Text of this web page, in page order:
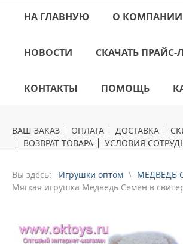
НА ГЛАВНУЮ О КОМПАНИИ
НОВОСТИ СКАЧАТЬ ПРАЙС-
КОНТАКТЫ ПОМОЩЬ
ВАШ ЗАКАЗ ОПЛАТА ДОСТАВКА
ВОЗВРАТ ТОВАРА
УСЛОВИЯ
Вы здесь: Игрушки оптом
МЕДВЕДЬ
Mягкая игрушка Медведь Семен в